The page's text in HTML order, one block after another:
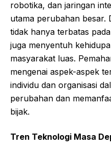
robotika, dan jaringan
utama perubahan besar.
tidak hanya terbatas
juga menyentuh
masyarakat luas.
mengenai aspek-aspek
individu dan organisasi
perubahan dan
bijak.
Tren Teknologi Masa